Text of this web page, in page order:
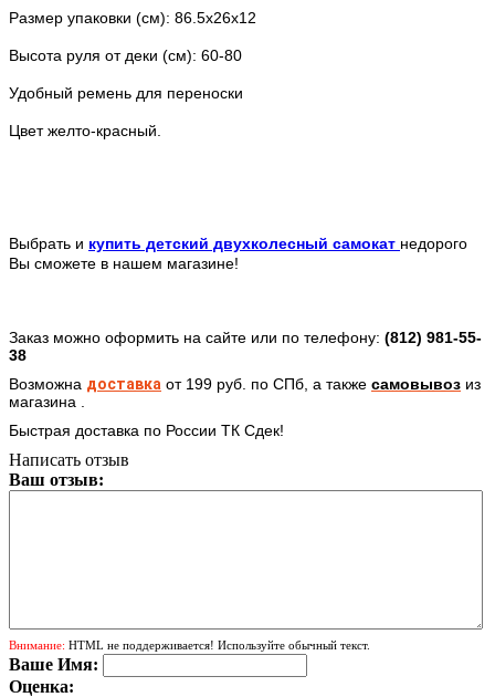
Размер упаковки (см): 86.5х26х12
Высота руля от деки (см): 60-80
Удобный ремень для переноски
Цвет желто-красный.
Выбрать и купить детский двухколесный самокат недорого
Вы сможете в нашем магазине!
Заказ можно оформить на сайте или по телефону: (812) 981-55-
38
Возможна доставка от 199 руб. по СПб, а также самовывоз из
магазина .
Быстрая доставка по России ТК Сдек!
Написать отзыв
Ваш отзыв:
Внимание: HTML не поддерживается! Используйте обычный текст.
Ваше Имя:
Оценка: